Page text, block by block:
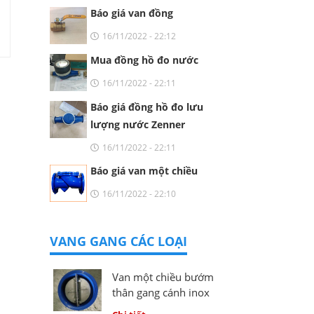
Báo giá van đồng
16/11/2022 - 22:12
Mua đồng hồ đo nước
16/11/2022 - 22:11
Báo giá đồng hồ đo lưu
lượng nước Zenner
16/11/2022 - 22:11
Báo giá van một chiều
16/11/2022 - 22:10
VANG GANG CÁC LOẠI
Van một chiều bướm
thân gang cánh inox